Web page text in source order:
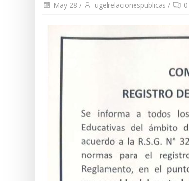
May 28 / ugelrelacionespublicas / 0